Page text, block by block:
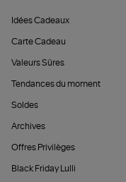
Idées Cadeaux
Carte Cadeau
Valeurs Sûres
Tendances du moment
Soldes
Archives
Offres Privilèges
Black Friday Lulli